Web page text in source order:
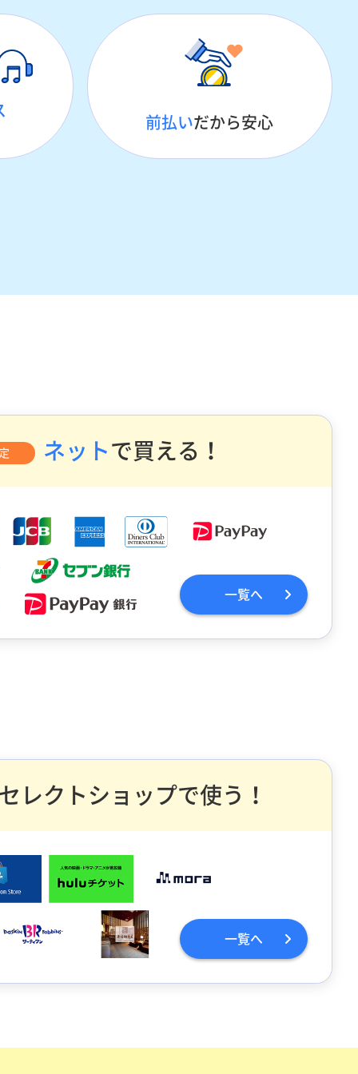
前払いだから安心
ネット で買える！
一覧へ
セレクトショップで使う！
一覧へ